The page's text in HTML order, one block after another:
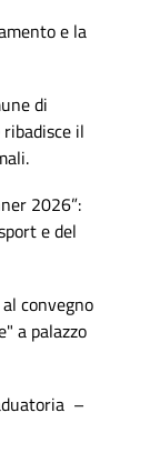
e la
di
il
2026”:
e del
convegno
a palazzo
–